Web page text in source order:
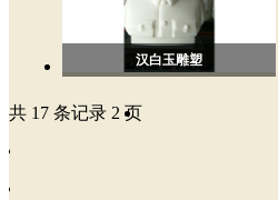
汉白玉雕塑
共 17 条记录 2 页